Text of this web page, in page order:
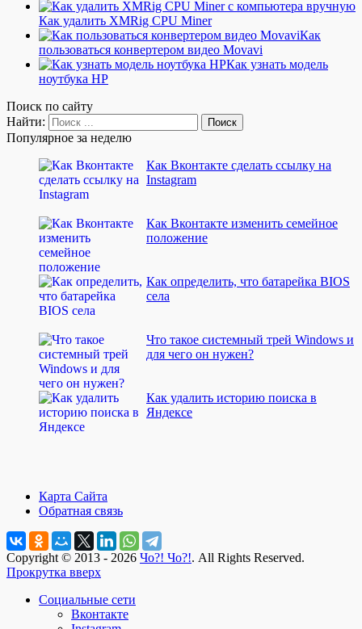
Как удалить XMRig CPU Miner
Как
пользоваться конвертером видео Movavi
Как узнать модель
ноутбука HP
Поиск по сайту
Найти:
Популярное за неделю
Как Вконтакте сделать ссылку на
Instagram
Как Вконтакте изменить семейное
положение
Как определить, что батарейка BIOS
села
Что такое системный трей Windows и
для чего он нужен?
Как удалить историю поиска в
Яндексе
Карта Сайта
Обратная связь
Copyright © 2013 - 2026 Чо?! Чо?!. All Rights Reserved.
Прокрутка вверх
Социальные сети
Вконтакте